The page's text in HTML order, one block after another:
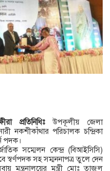
প্রতিনিধিঃউপকূলীয় জেলা
নকশীকাঁথার পরিচালক চন্দ্রিকা
পদক।
সম্মেলন কেন্দ্র (বিআইসিসি)
স্বর্ণপদক সহ সম্মননাপত্র তুলে দেন
মন্ত্রনালয়ের মন্ত্রী মোঃ তাজুল